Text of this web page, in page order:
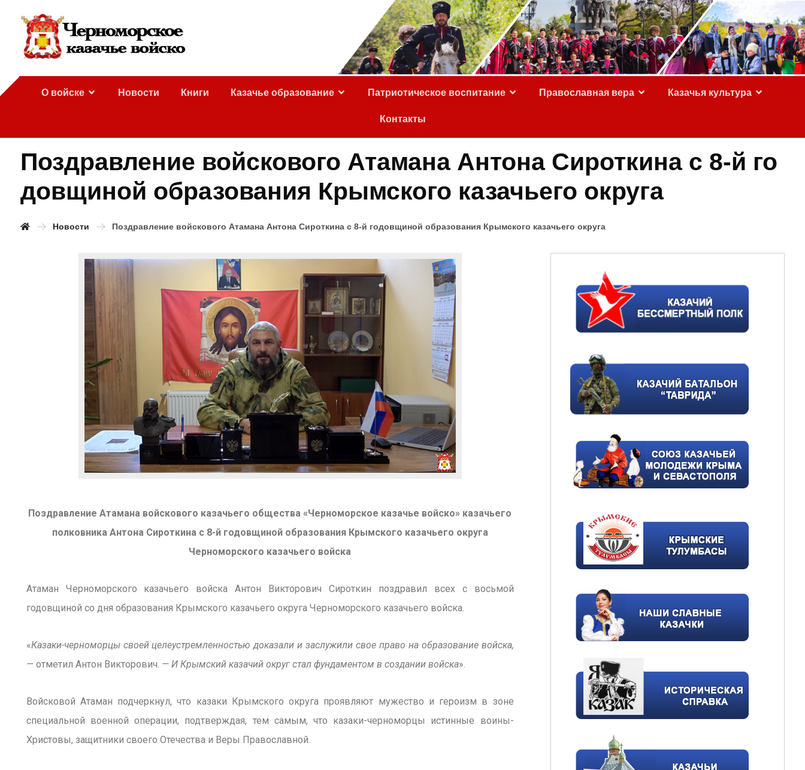
О войске Новости Книги Казачье образование Патриотическое воспитание Православная вера Казачья культура
Контакты
Поздравление войскового Атамана Антона Сироткина с 8-й го
довщиной образования Крымского казачьего округа
Новости Поздравление войскового Атамана Антона Сироткина с 8-й годовщиной образования Крымского казачьего округа
Поздравление Атамана войскового казачьего общества «Черноморское казачье войско» казачьего
полковника Антона Сироткина с 8-й годовщиной образования Крымского казачьего округа
Черноморского казачьего войска
Атаман Черноморского казачьего войска Антон Викторович Сироткин поздравил всех с восьмой
годовщиной со дня образования Крымского казачьего округа Черноморского казачьего войска.
«Казаки-черноморцы своей целеустремленностью доказали и заслужили свое право на образование войска,
— отметил Антон Викторович. — И Крымский казачий округ стал фундаментом в создании войска».
Войсковой Атаман подчеркнул, что казаки Крымского округа проявляют мужество и героизм в зоне
специальной военной операции, подтверждая, тем самым, что казаки-черноморцы истинные воины-
Христовы, защитники своего Отечества и Веры Православной.